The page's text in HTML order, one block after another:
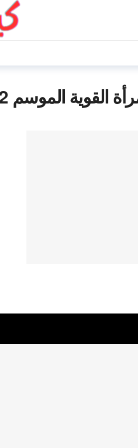
القوية الموسم 2